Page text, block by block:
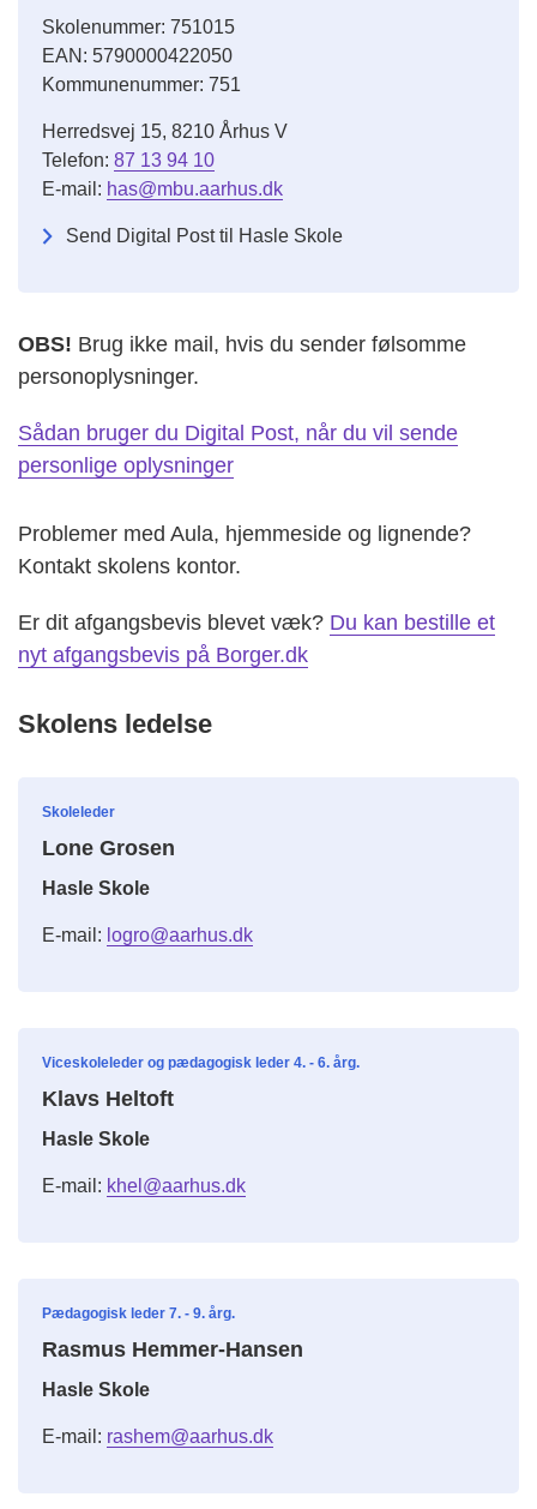
Skolenummer: 751015
EAN: 5790000422050
Kommunenummer: 751
Herredsvej 15, 8210 Århus V
Telefon: 87 13 94 10
E-mail: has@mbu.aarhus.dk
Send Digital Post til Hasle Skole
OBS! Brug ikke mail, hvis du sender følsomme
personoplysninger.
Sådan bruger du Digital Post, når du vil sende
personlige oplysninger
Problemer med Aula, hjemmeside og lignende?
Kontakt skolens kontor.
Er dit afgangsbevis blevet væk? Du kan bestille et
nyt afgangsbevis på Borger.dk
Skolens ledelse
Skoleleder
Lone Grosen
Hasle Skole
E-mail: logro@aarhus.dk
Viceskoleleder og pædagogisk leder 4. - 6. årg.
Klavs Heltoft
Hasle Skole
E-mail: khel@aarhus.dk
Pædagogisk leder 7. - 9. årg.
Rasmus Hemmer-Hansen
Hasle Skole
E-mail: rashem@aarhus.dk